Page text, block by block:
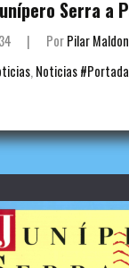
Serra a
| PorPilar
, Noticias #Portada